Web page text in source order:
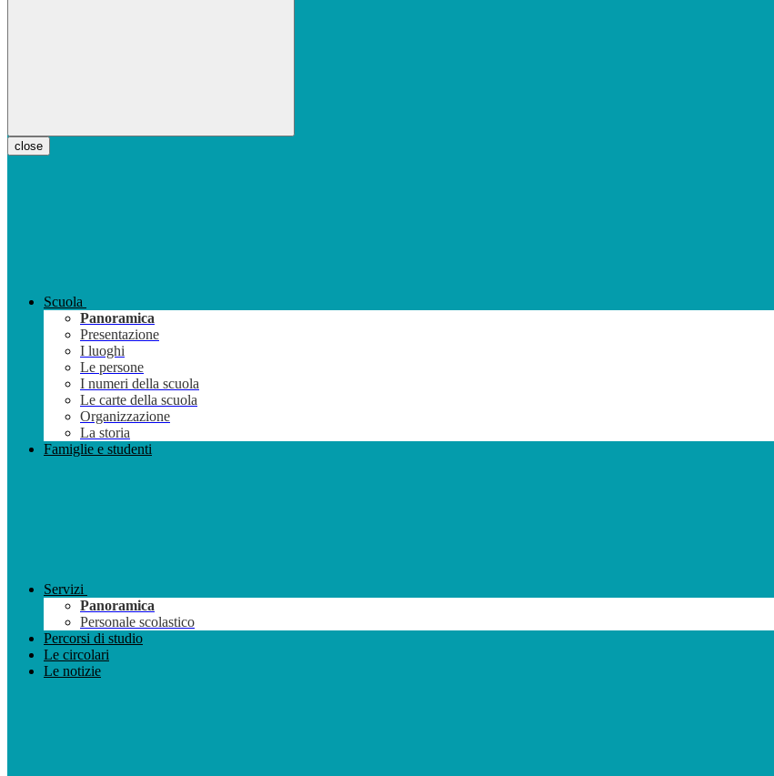
close
Scuola
Panoramica
Presentazione
I luoghi
Le persone
I numeri della scuola
Le carte della scuola
Organizzazione
La storia
Famiglie e studenti
Servizi
Panoramica
Personale scolastico
Percorsi di studio
Le circolari
Le notizie